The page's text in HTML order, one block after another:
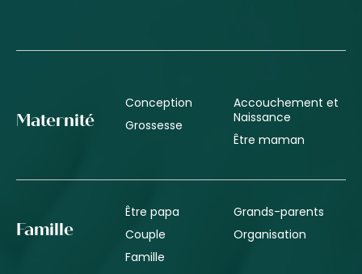
Maternité
Conception
Grossesse
Accouchement et
Naissance
Être maman
Famille
Être papa
Couple
Famille
Grands-parents
Organisation